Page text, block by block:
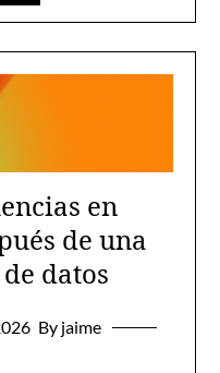
en
de una
datos
By jaime